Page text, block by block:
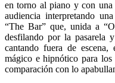
en torno al piano y con
audiencia interpretando
“The Bar” que, unida a
desfilando por la pasarela
cantando fuera de
mágico e hipnótico para
comparación con lo